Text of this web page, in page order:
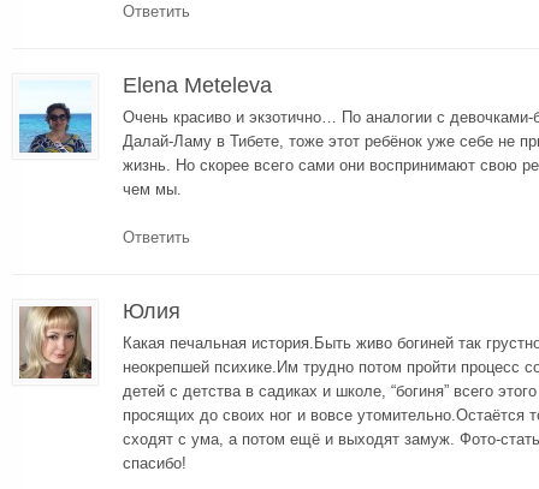
Ответить
Elena Meteleva
Очень красиво и экзотично… По аналогии с
Далай-Ламу в Тибете, тоже этот ребёнок уже себе не
жизнь. Но скорее всего сами они воспринимают свою
чем мы.
Ответить
Юлия
Какая печальная история.Быть живо богиней так
неокрепшей психике.Им трудно потом пройти процесс
детей с детства в садиках и школе, “богиня” всего
просящих до своих ног и вовсе утомительно.Остаётся
сходят с ума, а потом ещё и выходят замуж. Фото-
спасибо!